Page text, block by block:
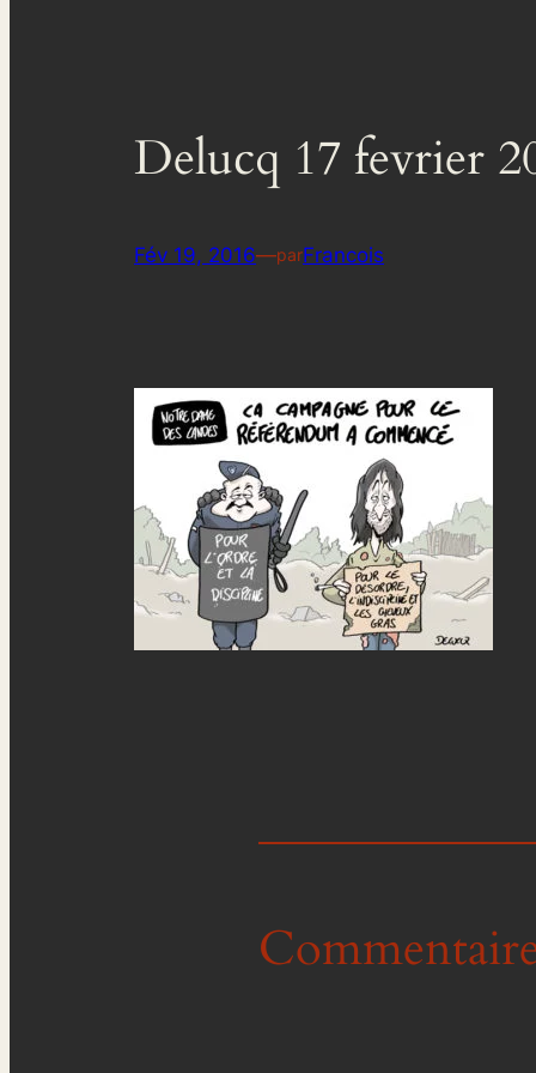
Delucq 17 fevrier
Fév 19, 2016—parFrancois